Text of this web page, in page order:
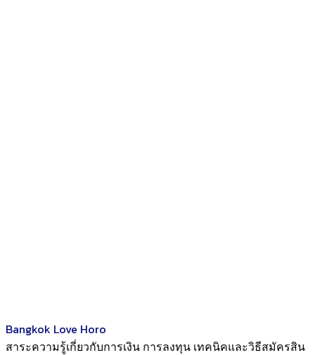
Bangkok Love Horo
สาระความรู้เกี่ยวกับการเงิน การลงทุน เทคนิคและวิธีสมัครสิน